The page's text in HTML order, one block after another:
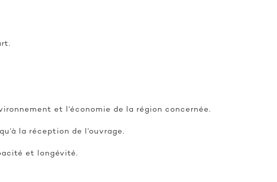
et l’économie de la région concernée.
la réception de l’ouvrage.
et longévité.